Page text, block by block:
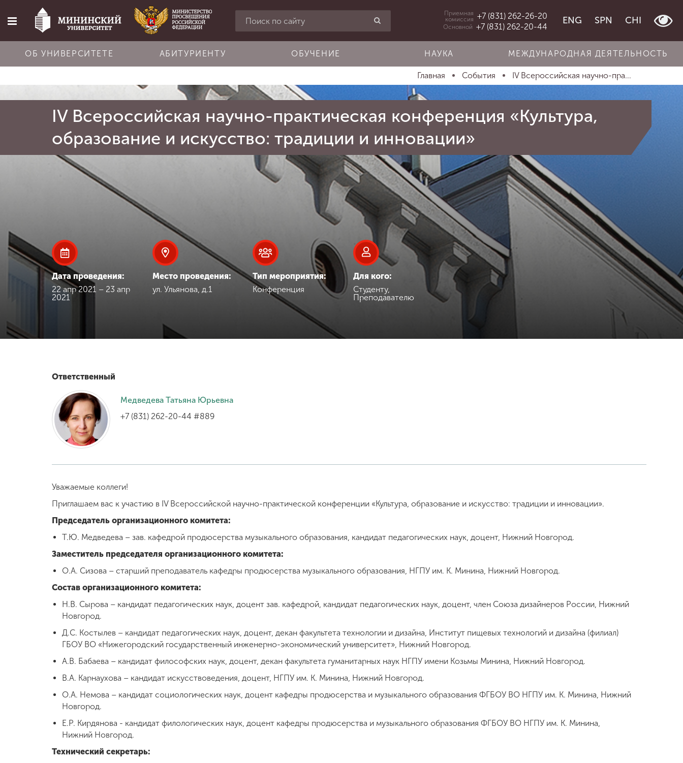
Главная
Об университете
Абитуриенту
Международная
деятельность
Другие виды
деятельности
Студенческая
жизнь
Сведения об
образовательной
организации
Приемная
комиссия
+7 (831) 262-26-20
Приемная
комиссия +7 (831) 262-26-20
Основной +7 (831) 262-20-44
ENG SPN CHI
ОБ УНИВЕРСИТЕТЕ АБИТУРИЕНТУ ОБУЧЕНИЕ НАУКА МЕЖДУНАРОДНАЯ ДЕЯТЕЛЬНОСТЬ
Главная События IV Всероссийская научно-пра...
IV Всероссийская научно-практическая конференция «Культура,
образование и искусство: традиции и инновации»
Дата проведения:
22 апр 2021 – 23 апр
2021
Место проведения:
ул. Ульянова, д.1
Тип мероприятия:
Конференция
Для кого:
Студенту,
Преподавателю
Ответственный
Медведева Татьяна Юрьевна
+7 (831) 262-20-44 #889
Уважаемые коллеги!
Приглашаем вас к участию в IV Всероссийской научно-практической конференции «Культура, образование и искусство: традиции и инновации».
Председатель организационного комитета:
Т.Ю. Медведева – зав. кафедрой продюсерства музыкального образования, кандидат педагогических наук, доцент, Нижний Новгород.
Заместитель председателя организационного комитета:
О.А. Сизова – старший преподаватель кафедры продюсерства музыкального образования, НГПУ им. К. Минина, Нижний Новгород.
Состав организационного комитета:
Н.В. Сырова – кандидат педагогических наук, доцент зав. кафедрой, кандидат педагогических наук, доцент, член Союза дизайнеров России, Нижний
Новгород.
Д.С. Костылев – кандидат педагогических наук, доцент, декан факультета технологии и дизайна, Институт пищевых технологий и дизайна (филиал)
ГБОУ ВО «Нижегородский государственный инженерно-экономический университет», Нижний Новгород.
А.В. Бабаева – кандидат философских наук, доцент, декан факультета гуманитарных наук НГПУ имени Козьмы Минина, Нижний Новгород.
В.А. Карнаухова – кандидат искусствоведения, доцент, НГПУ им. К. Минина, Нижний Новгород.
О.А. Немова – кандидат социологических наук, доцент кафедры продюсерства и музыкального образования ФГБОУ ВО НГПУ им. К. Минина, Нижний
Новгород.
Е.Р. Кирдянова - кандидат филологических наук, доцент кафедры продюсерства и музыкального образования ФГБОУ ВО НГПУ им. К. Минина,
Нижний Новгород.
Технический секретарь: